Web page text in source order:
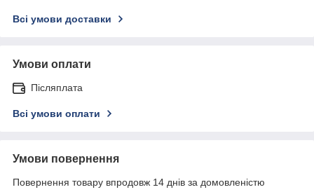
Всі умови доставки
Умови оплати
Післяплата
Всі умови оплати
Умови повернення
Повернення товару впродовж 14 днів за домовленістю